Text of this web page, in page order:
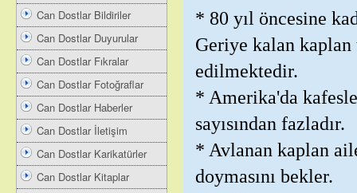
Can Dostlar Bildiriler
Can Dostlar Duyurular
Can Dostlar Fıkralar
Can Dostlar Fotoğraflar
Can Dostlar Haberler
Can Dostlar İletişim
Can Dostlar Karikatürler
Can Dostlar Kitaplar
* 80 yıl öncesine
Geriye kalan
edilmektedir.
* Amerika'da
sayısından fazladır.
* Avlanan kaplan
doymasını bekler.